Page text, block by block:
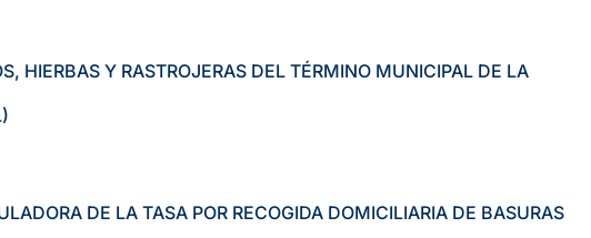
HIERBAS Y RASTROJERAS DEL TÉRMINO MUNICIPAL DE LA
DE LA TASA POR RECOGIDA DOMICILIARIA DE BASURAS